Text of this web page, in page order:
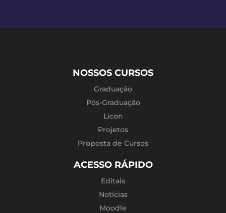
NOSSOS CURSOS
Graduação
Pós-Graduação
Licon
Projetos
Proposta de Cursos
ACESSO RÁPIDO
Editais
Notícias
Moodle